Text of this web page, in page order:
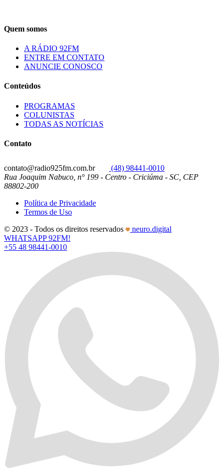
Quem somos
A RÁDIO 92FM
ENTRE EM CONTATO
ANUNCIE CONOSCO
Conteúdos
PROGRAMAS
COLUNISTAS
TODAS AS NOTÍCIAS
Contato
contato@radio925fm.com.br
(48) 98441-0010
Rua Joaquim Nabuco, n° 199 - Centro - Criciúma - SC, CEP
88802-200
Política de Privacidade
Termos de Uso
© 2023 - Todos os direitos reservados
neuro.digital
WHATSAPP 92FM!
+55 48 98441-0010